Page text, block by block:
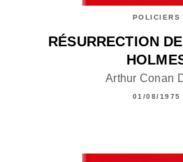
POLICIERS
RÉSURRECTION
Arthur Conan
01/08/1975